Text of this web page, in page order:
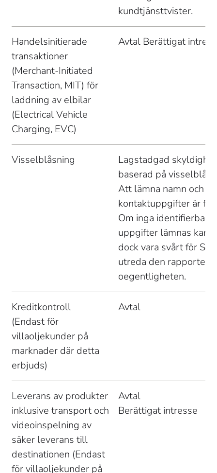
kundtjänsttvister.
Handelsinitierade
transaktioner
(Merchant-Initiated
Transaction, MIT) för
laddning av elbilar
(Electrical Vehicle
Charging, EVC)
Avtal Berättigat
Visselblåsning
Lagstadgad
baserad på
Att lämna namn och
kontaktuppgifter är
Om inga identifierbara
uppgifter lämnas kan
dock vara svårt för
utreda den
oegentligheten.
Kreditkontroll
(Endast för
villaoljekunder på
marknader där detta
erbjuds)
Avtal
Leverans av produkter
inklusive transport och
videoinspelning av
säker leverans till
destinationen (Endast
för villaoljekunder på
Avtal
Berättigat intresse